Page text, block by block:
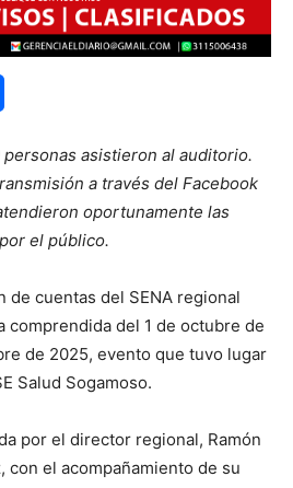
asistieron al auditorio.
a través del Facebook
oportunamente las
el público.
de cuentas del SENA regional
comprendida del 1 de octubre de
de 2025, evento que tuvo lugar
Salud Sogamoso.
por el director regional, Ramón
con el acompañamiento de su